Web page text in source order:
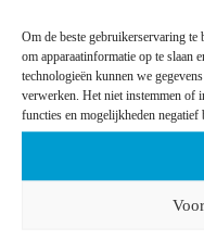
Om de beste gebruikerservaring
om apparaatinformatie op te slaan
technologieën kunnen we
verwerken. Het niet instemmen of
functies en mogelijkheden negatief
We bieden volop kansen
niet-ervaren profielen.
stimuleren we
ontwikkeling, zodat je altijd
We geloven in s
teamwork. Iedereen krijgt
belangrijk en krijg je de
We hechten veel belang
beter kennen. We zetten